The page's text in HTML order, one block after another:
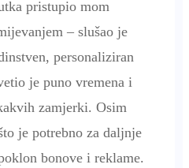
pristupio mom
– slušao je
personaliziran
je puno vremena i
zamjerki. Osim
je potrebno za daljnje
bonove i reklame.